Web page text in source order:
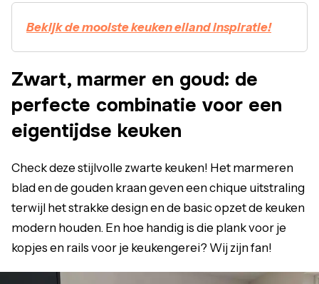
Bekijk de mooiste keuken eiland inspiratie!
Zwart, marmer en goud: de
perfecte combinatie voor een
eigentijdse keuken
Check deze stijlvolle zwarte keuken! Het marmeren
blad en de gouden kraan geven een chique uitstraling
terwijl het strakke design en de basic opzet de keuken
modern houden. En hoe handig is die plank voor je
kopjes en rails voor je keukengerei? Wij zijn fan!